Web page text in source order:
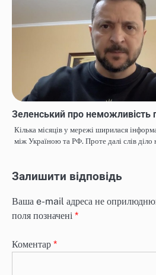
Зеленський про неможливість
Кілька місяців у мережі ширилася
між Україною та РФ. Проте далі слів
Залишити відповідь
Ваша e-mail адреса не
поля позначені *
Коментар *